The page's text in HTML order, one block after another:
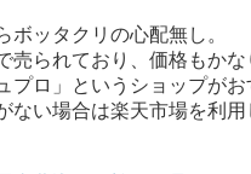
ボッタクリの心配無し。
売られており、価格もかな
プロ」というショップが
ない場合は楽天市場を利用